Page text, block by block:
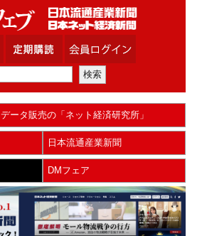
データ販売の「ネット経済研究所」
日本流通産業新聞
DMフェア